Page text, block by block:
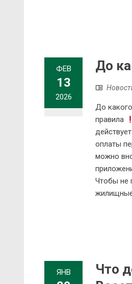
ФЕВ
13
2026
До
До
правила
оплаты
можно
Чтобы не
ЯНВ
Что